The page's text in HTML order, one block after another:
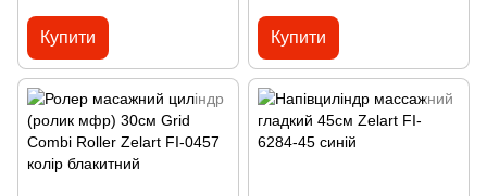
Купити Купити